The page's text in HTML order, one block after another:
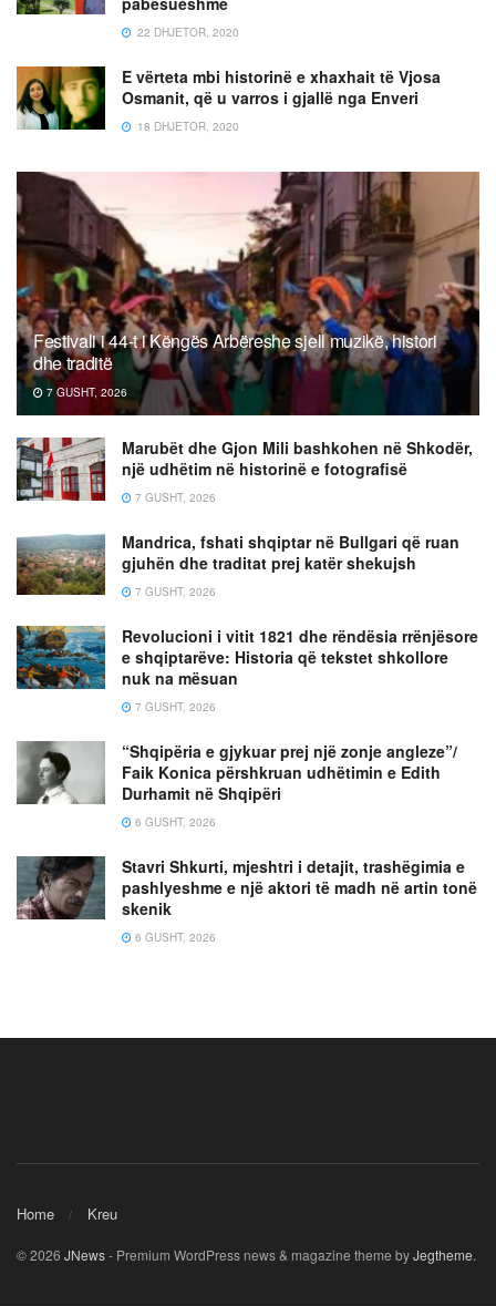
22 DHJETOR, 2020
E vërteta mbi historinë e xhaxhait të Vjosa
Osmanit, që u varros i gjallë nga Enveri
18 DHJETOR, 2020
Festivali i 44-t i Këngës Arbëreshe sjell muzikë, histori
dhe traditë
7 GUSHT, 2026
Marubët dhe Gjon Mili bashkohen në Shkodër,
një udhëtim në historinë e fotografisë
7 GUSHT, 2026
Mandrica, fshati shqiptar në Bullgari që ruan
gjuhën dhe traditat prej katër shekujsh
7 GUSHT, 2026
Revolucioni i vitit 1821 dhe rëndësia rrënjësore
e shqiptarëve: Historia që tekstet shkollore
nuk na mësuan
7 GUSHT, 2026
“Shqipëria e gjykuar prej një zonje angleze”/
Faik Konica përshkruan udhëtimin e Edith
Durhamit në Shqipëri
6 GUSHT, 2026
Stavri Shkurti, mjeshtri i detajit, trashëgimia e
pashlyeshme e një aktori të madh në artin tonë
skenik
6 GUSHT, 2026
Home Kreu
© 2026 JNews- Premium WordPress news & magazine theme byJegtheme.